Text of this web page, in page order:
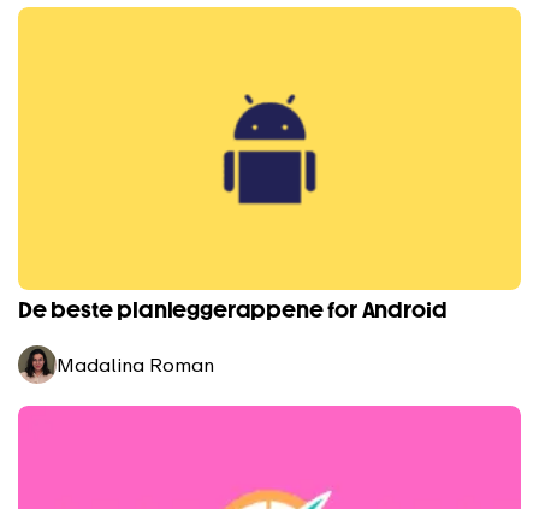
De beste planleggerappene for Android
Madalina Roman